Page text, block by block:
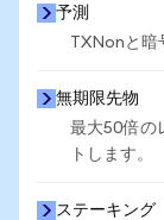
予測
TXNonと暗
無期限先物
最大50倍の
トします。
ステーキング